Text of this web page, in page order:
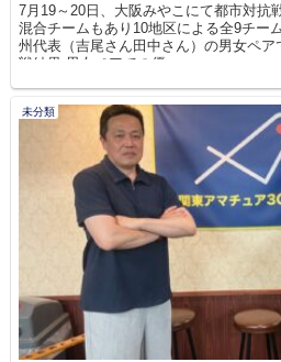
7月19～20日、大阪みやこにて都市対抗
混合チームもあり10地区による全9チー
州代表（吉尾さん田中さん）の男女ペ
戦結果 男女ペアでの優...
未分類